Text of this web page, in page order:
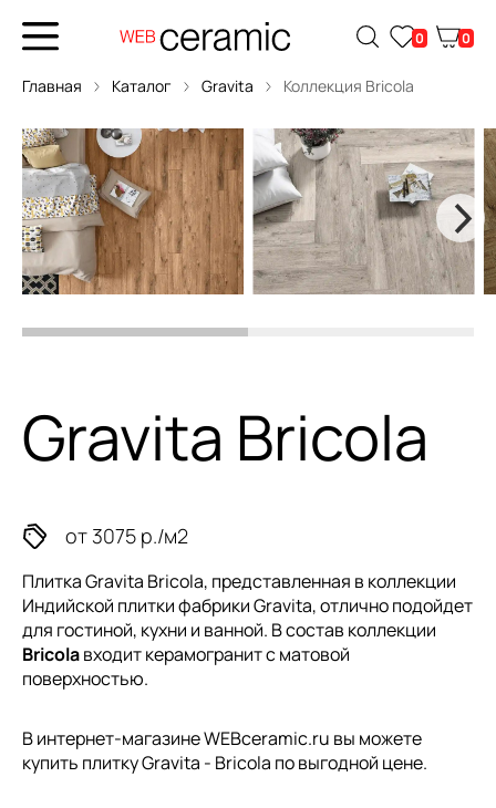
0 0
Главная Каталог Gravita Коллекция Bricola
Gravita Bricola
от 3075 р./м2
Плитка Gravita Bricola, представленная в коллекции
Индийской плиткифабрики Gravita, отлично подойдет
для гостиной, кухни и ванной. В состав коллекции
Bricolaвходит керамогранит с матовой
поверхностью.
В интернет-магазине WEBceramic.ru вы можете
купить плитку Gravita - Bricola по выгодной цене.